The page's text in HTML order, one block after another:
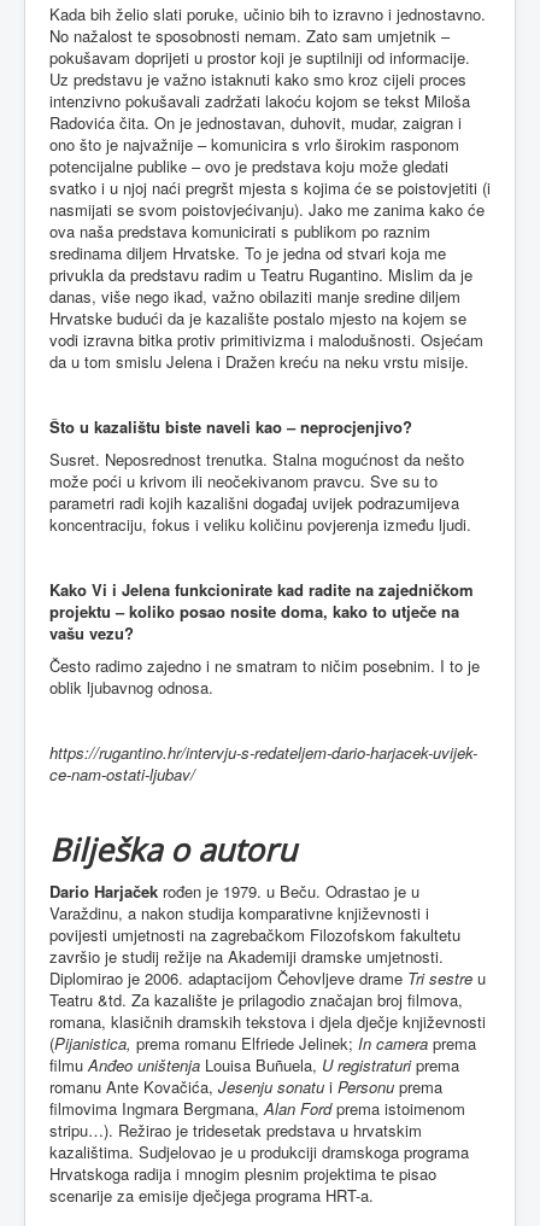
Kada bih želio slati poruke, učinio bih to izravno i jednostavno.
No nažalost te sposobnosti nemam. Zato sam umjetnik –
pokušavam doprijeti u prostor koji je suptilniji od informacije.
Uz predstavu je važno istaknuti kako smo kroz cijeli proces
intenzivno pokušavali zadržati lakoću kojom se tekst Miloša
Radovića čita. On je jednostavan, duhovit, mudar, zaigran i
ono što je najvažnije – komunicira s vrlo širokim rasponom
potencijalne publike – ovo je predstava koju može gledati
svatko i u njoj naći pregršt mjesta s kojima će se poistovjetiti (i
nasmijati se svom poistovjećivanju). Jako me zanima kako će
ova naša predstava komunicirati s publikom po raznim
sredinama diljem Hrvatske. To je jedna od stvari koja me
privukla da predstavu radim u Teatru Rugantino. Mislim da je
danas, više nego ikad, važno obilaziti manje sredine diljem
Hrvatske budući da je kazalište postalo mjesto na kojem se
vodi izravna bitka protiv primitivizma i malodušnosti. Osjećam
da u tom smislu Jelena i Dražen kreću na neku vrstu misije.
Što u kazalištu biste naveli kao – neprocjenjivo?
Susret. Neposrednost trenutka. Stalna mogućnost da nešto
može poći u krivom ili neočekivanom pravcu. Sve su to
parametri radi kojih kazališni događaj uvijek podrazumijeva
koncentraciju, fokus i veliku količinu povjerenja između ljudi.
Kako Vi i Jelena funkcionirate kad radite na zajedničkom
projektu – koliko posao nosite doma, kako to utječe na
vašu vezu?
Često radimo zajedno i ne smatram to ničim posebnim. I to je
oblik ljubavnog odnosa.
https://rugantino.hr/intervju-s-redateljem-dario-harjacek-uvijek-
ce-nam-ostati-ljubav/
Bilješka o autoru
Dario Harjaček rođen je 1979. u Beču. Odrastao je u
Varaždinu, a nakon studija komparativne književnosti i
povijesti umjetnosti na zagrebačkom Filozofskom fakultetu
završio je studij režije na Akademiji dramske umjetnosti.
Diplomirao je 2006. adaptacijom Čehovljeve drame Tri sestre u
Teatru &td. Za kazalište je prilagodio značajan broj filmova,
romana, klasičnih dramskih tekstova i djela dječje književnosti
(Pijanistica, prema romanu Elfriede Jelinek; In camera prema
filmu Anđeo uništenja Louisa Buñuela, U registraturiprema
romanu Ante Kovačića, Jesenju sonatu i Personu prema
filmovima Ingmara Bergmana, Alan Fordprema istoimenom
stripu…). Režirao je tridesetak predstava u hrvatskim
kazalištima. Sudjelovao je u produkciji dramskoga programa
Hrvatskoga radija i mnogim plesnim projektima te pisao
scenarije za emisije dječjega programa HRT-a.